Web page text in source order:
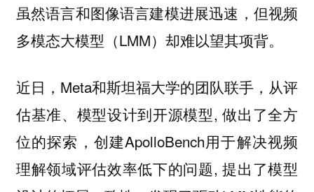
虽然语言和图像语言建模进展迅速，但视频
多模态大模型（LMM）却难以望其项背。
近日，Meta和斯坦福大学的团队联手，从评
估基准、模型设计到开源模型, 做出了全方
位的探索，创建ApolloBench用于解决视频
理解领域评估效率低下的问题, 提出了模型